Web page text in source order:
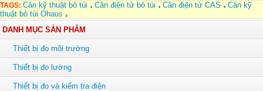
TAGS: Cân kỹ thuật bỏ túi Cân điện tử bỏ túi Cân điện tử CAS
Cân kỹ
thuật bỏ túi Ohaus
DANH MỤC SẢN PHẨM
Thiết bị đo môi trường
Thiết bị đo lường
Thiết bị đo và kiểm tra điện